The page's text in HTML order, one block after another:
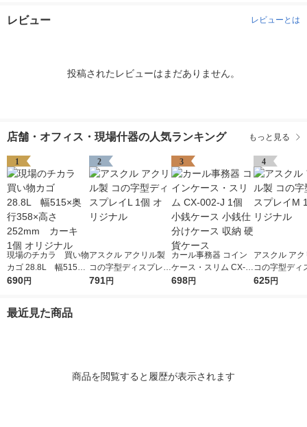
レビュー レビューとは
投稿されたレビューはまだありません。
店舗・オフィス・現場什器の人気ランキング もっと見る
1
現場のチカラ 買い物
カゴ 28.8L 幅515×
奥行358×高さ252mm
690円
2
アスクル アクリル製
コの字型ディスプレイ
L 1個 オリジナル
791円
3
カール事務器 コイン
ケース・スリム CX-0
02-J 1個 小銭ケース
698円
4
アスクル ア
コの字型ディ
M 1個 オリジ
625円
最近見た商品
商品を閲覧すると履歴が表示されます